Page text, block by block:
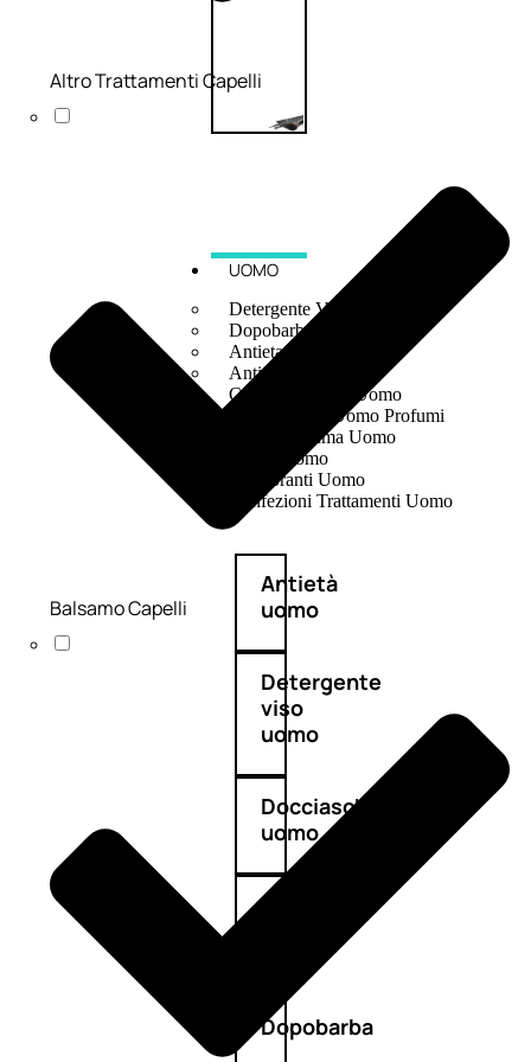
UOMO
Detergente Viso Uomo
Dopobarba Uomo
Antieta Uomo
Anticaduta Uomo
Contorno Occhi Uomo
Bagnodoccia Uomo Profumi
Docciaschiuma Uomo
Corpo Uomo
Deodoranti Uomo
Confezioni Trattamenti Uomo
Antietà
uomo
Detergente
viso
uomo
Docciaschiuma
uomo
Shampoo
Dopobarba
Altro Trattamenti Capelli
Balsamo Capelli